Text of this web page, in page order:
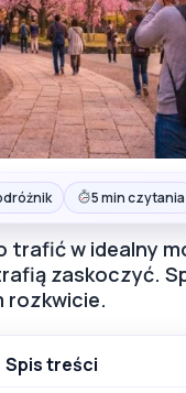
5 min czytania
trafić w idealny
zaskoczyć.
rozkwicie.
Spis treści